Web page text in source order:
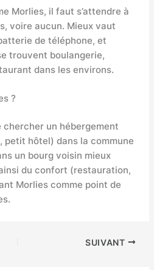
Morlies, il faut s’attendre à
voire aucun. Mieux vaut
de téléphone, et
trouvent boulangerie,
dans les environs.
?
chercher un hébergement
petit hôtel) dans la commune
un bourg voisin mieux
du confort (restauration,
Morlies comme point de
SUIVANT